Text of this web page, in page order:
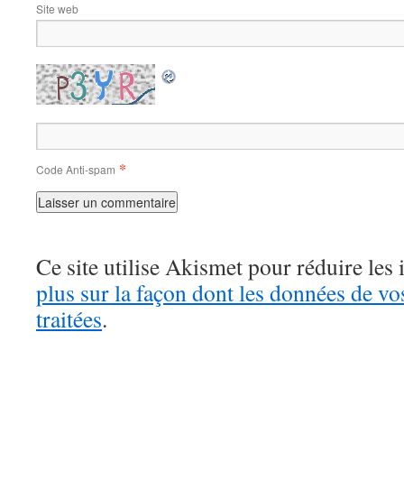
Site web
Code Anti-spam *
Ce site utilise Akismet pour réduire les
plus sur la façon dont les données de
traitées.